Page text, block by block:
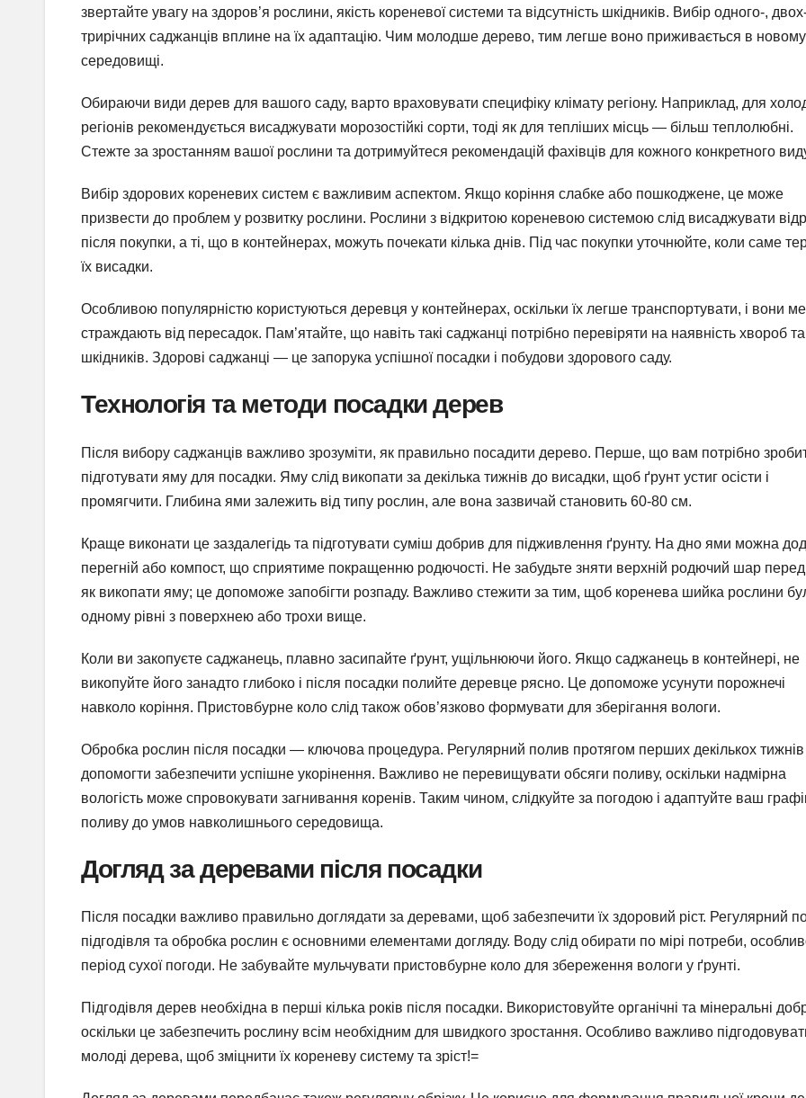
звертайте увагу на здоров’я рослини, якість кореневої системи та відсутність шкідників. Вибір одного-,
трирічних саджанців вплине на їх адаптацію. Чим молодше дерево, тим легше воно приживається в новому
середовищі.
Обираючи види дерев для вашого саду, варто враховувати специфіку клімату регіону. Наприклад, для
регіонів рекомендується висаджувати морозостійкі сорти, тоді як для тепліших місць — більш теплолюбні.
Стежте за зростанням вашої рослини та дотримуйтеся рекомендацій фахівців для кожного конкретного
Вибір здорових кореневих систем є важливим аспектом. Якщо коріння слабке або пошкоджене, це може
призвести до проблем у розвитку рослини. Рослини з відкритою кореневою системою слід висаджувати
після покупки, а ті, що в контейнерах, можуть почекати кілька днів. Під час покупки уточнюйте, коли саме
їх висадки.
Особливою популярністю користуються деревця у контейнерах, оскільки їх легше транспортувати, і вони
страждають від пересадок. Пам’ятайте, що навіть такі саджанці потрібно перевіряти на наявність хвороб та
шкідників. Здорові саджанці — це запорука успішної посадки і побудови здорового саду.
Технологія та методи посадки дерев
Після вибору саджанців важливо зрозуміти, як правильно посадити дерево. Перше, що вам потрібно
підготувати яму для посадки. Яму слід викопати за декілька тижнів до висадки, щоб ґрунт устиг осісти і
промягчити. Глибина ями залежить від типу рослин, але вона зазвичай становить 60-80 см.
Краще виконати це заздалегідь та підготувати суміш добрив для підживлення ґрунту. На дно ями можна
перегній або компост, що сприятиме покращенню родючості. Не забудьте зняти верхній родючий шар
як викопати яму; це допоможе запобігти розпаду. Важливо стежити за тим, щоб коренева шийка рослини
одному рівні з поверхнею або трохи вище.
Коли ви закопуєте саджанець, плавно засипайте ґрунт, ущільнюючи його. Якщо саджанець в контейнері, не
викопуйте його занадто глибоко і після посадки полийте деревце рясно. Це допоможе усунути порожнечі
навколо коріння. Пристовбурне коло слід також обов’язково формувати для зберігання вологи.
Обробка рослин після посадки — ключова процедура. Регулярний полив протягом перших декількох тижнів
допомогти забезпечити успішне укорінення. Важливо не перевищувати обсяги поливу, оскільки надмірна
вологість може спровокувати загнивання коренів. Таким чином, слідкуйте за погодою і адаптуйте ваш
поливу до умов навколишнього середовища.
Догляд за деревами після посадки
Після посадки важливо правильно доглядати за деревами, щоб забезпечити їх здоровий ріст. Регулярний
підгодівля та обробка рослин є основними елементами догляду. Воду слід обирати по мірі потреби,
період сухої погоди. Не забувайте мульчувати пристовбурне коло для збереження вологи у ґрунті.
Підгодівля дерев необхідна в перші кілька років після посадки. Використовуйте органічні та мінеральні
оскільки це забезпечить рослину всім необхідним для швидкого зростання. Особливо важливо
молоді дерева, щоб зміцнити їх кореневу систему та зріст!=